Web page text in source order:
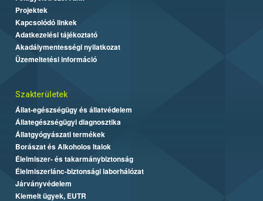
Projektek
Kapcsolódó linkek
Adatkezelési tájékoztató
Akadálymentességi nyilatkozat
Üzemeltetési információ
Szakterületek
Állat-egészségügy és állatvédelem
Állategészségügyi diagnosztika
Állatgyógyászati termékek
Borászat és Alkoholos Italok
Élelmiszer- és takarmánybiztonság
Élelmiszerlánc-biztonsági laborhálózat
Járványvédelem
Kiemelt ügyek, EUTR